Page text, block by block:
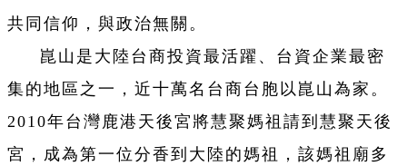
共同信仰，與政治無關。
崑山是大陸台商投資最活躍、台資企業最密
集的地區之一，近十萬名台商台胞以崑山為家。
2010年台灣鹿港天後宮將慧聚媽祖請到慧聚天後
宮，成為第一位分香到大陸的媽祖，該媽祖廟多